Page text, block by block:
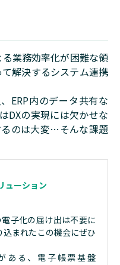
業務効率化が困難な領
解決するシステム連携
ERP内のデータ共有な
DXの実現には欠かせな
のは大変…そんな課題
ューション
子化の届け出は不要に
まれたこの機会にぜひ
ある、電子帳票基盤